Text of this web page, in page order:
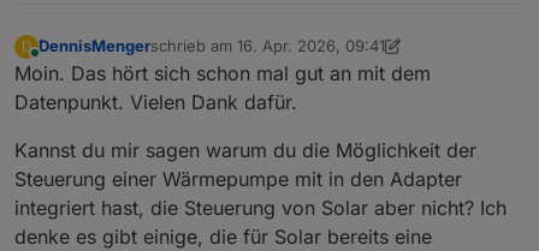
D
Online
DennisMengerschrieb am 16. Apr. 2026, 09:41
zuletzt editiert von DennisMenger
Moin. Das hört sich schon mal gut an mit dem
Datenpunkt. Vielen Dank dafür.
Kannst du mir sagen warum du die Möglichkeit der
Steuerung einer Wärmepumpe mit in den Adapter
integriert hast, die Steuerung von Solar aber nicht? Ich
denke es gibt einige, die für Solar bereits eine